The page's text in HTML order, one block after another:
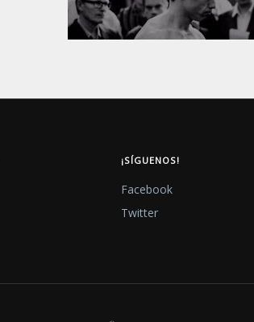
¡SÍGUENOS!
Facebook
Twitter